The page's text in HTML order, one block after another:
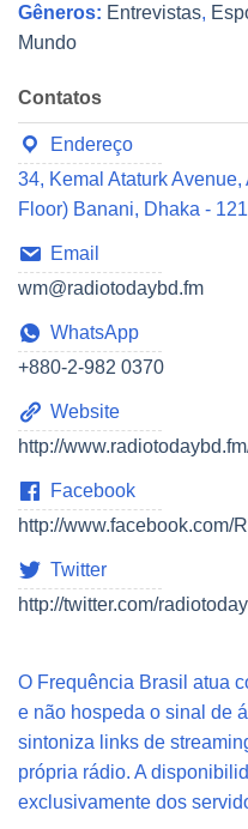
Gêneros: Entrevistas,
Mundo
Contatos
Endereço
34, Kemal Ataturk
Floor) Banani, Dhaka -
Email
wm@radiotodaybd.fm
WhatsApp
+880-2-982 0370
Website
http://
Facebook
http://www.facebook.com/
Twitter
http://twitter.com/
O Frequência Brasil atua
e não hospeda o sinal de
sintoniza links de
própria rádio. A
exclusivamente dos